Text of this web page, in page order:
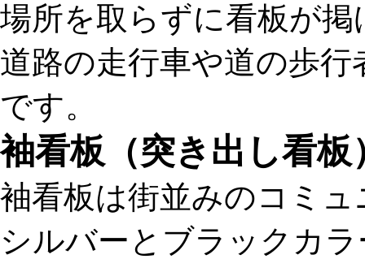
場所を取らずに看板が
道路の走行車や道の歩
です。
袖看板（突き出し看板
袖看板は街並みのコミ
シルバーとブラックカ